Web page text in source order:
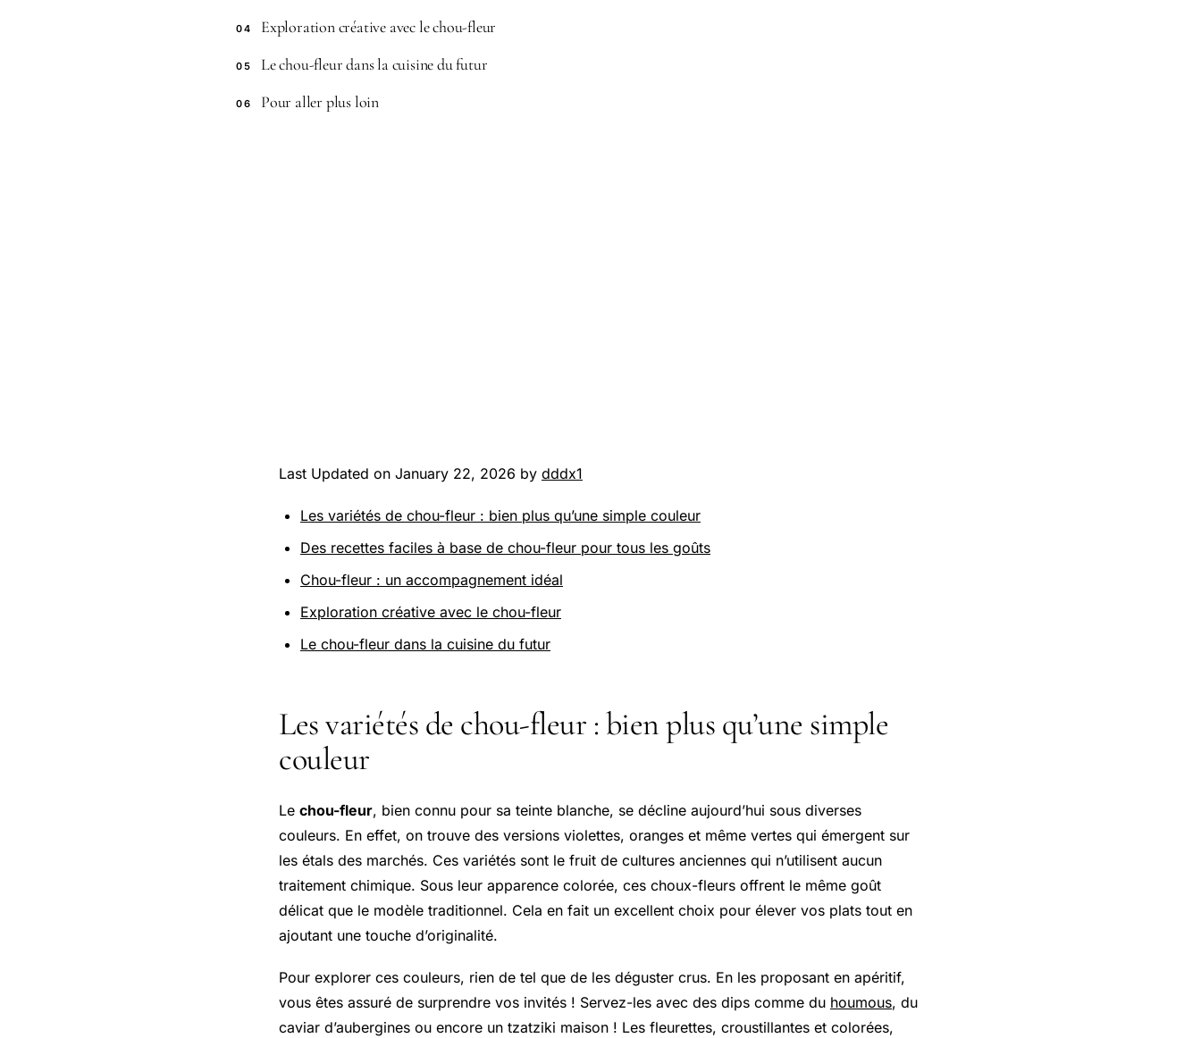
04 Exploration créative avec le chou-fleur
05 Le chou-fleur dans la cuisine du futur
06 Pour aller plus loin
Last Updated on January 22, 2026 by dddx1
Les variétés de chou-fleur : bien plus qu’une simple couleur
Des recettes faciles à base de chou-fleur pour tous les goûts
Chou-fleur : un accompagnement idéal
Exploration créative avec le chou-fleur
Le chou-fleur dans la cuisine du futur
Les variétés de chou-fleur : bien plus qu’une simple
couleur
Le chou-fleur, bien connu pour sa teinte blanche, se décline aujourd’hui sous diverses
couleurs. En effet, on trouve des versions violettes, oranges et même vertes qui émergent sur
les étals des marchés. Ces variétés sont le fruit de cultures anciennes qui n’utilisent aucun
traitement chimique. Sous leur apparence colorée, ces choux-fleurs offrent le même goût
délicat que le modèle traditionnel. Cela en fait un excellent choix pour élever vos plats tout en
ajoutant une touche d’originalité.
Pour explorer ces couleurs, rien de tel que de les déguster crus. En les proposant en apéritif,
vous êtes assuré de surprendre vos invités ! Servez-les avec des dips comme du houmous, du
caviar d’aubergines ou encore un tzatziki maison ! Les fleurettes, croustillantes et colorées,